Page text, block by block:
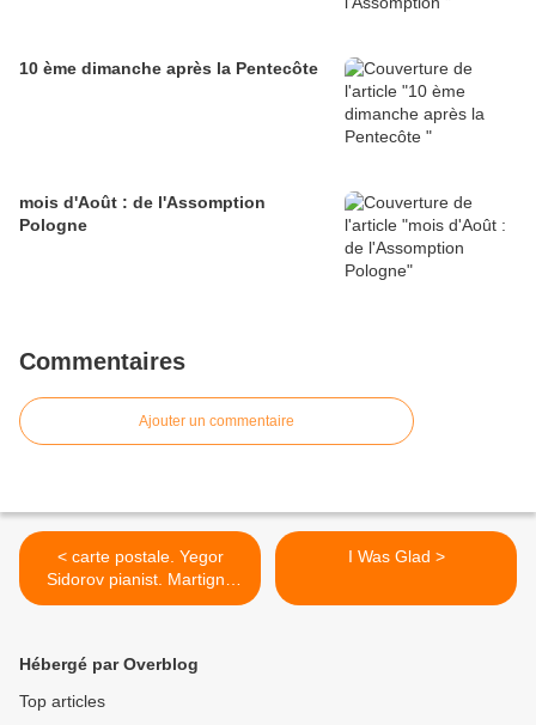
10 ème dimanche après la Pentecôte
mois d'Août : de l'Assomption
Pologne
Commentaires
Ajouter un commentaire
< carte postale. Yegor
Sidorov pianist. Martigny
Suisse.
I Was Glad >
Hébergé par Overblog
Top articles